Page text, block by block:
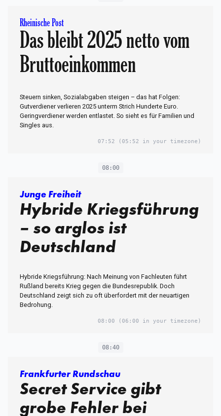
Rheinische Post
Das bleibt 2025 netto vom
Bruttoeinkommen
Steuern sinken, Sozialabgaben steigen – das hat Folgen:
Gutverdiener verlieren 2025 unterm Strich Hunderte Euro.
Geringverdiener werden entlastet. So sieht es für Familien und
Singles aus.
07:52 (05:52 in your timezone)
08:00
Junge Freiheit
Hybride Kriegsführung
– so arglos ist
Deutschland
Hybride Kriegsführung: Nach Meinung von Fachleuten führt
Rußland bereits Krieg gegen die Bundesrepublik. Doch
Deutschland zeigt sich zu oft überfordert mit der neuartigen
Bedrohung.
08:00 (06:00 in your timezone)
08:40
Frankfurter Rundschau
Secret Service gibt
grobe Fehler bei